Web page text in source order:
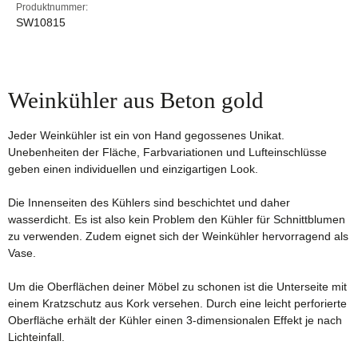
Produktnummer:
SW10815
Weinkühler aus Beton gold
Jeder Weinkühler ist ein von Hand gegossenes Unikat.
Unebenheiten der Fläche, Farbvariationen und Lufteinschlüsse
geben einen individuellen und einzigartigen Look.
Die Innenseiten des Kühlers sind beschichtet und daher
wasserdicht. Es ist also kein Problem den Kühler für Schnittblumen
zu verwenden. Zudem eignet sich der Weinkühler hervorragend als
Vase.
Um die Oberflächen deiner Möbel zu schonen ist die Unterseite mit
einem Kratzschutz aus Kork versehen. Durch eine leicht perforierte
Oberfläche erhält der Kühler einen 3-dimensionalen Effekt je nach
Lichteinfall.